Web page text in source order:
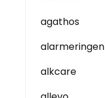
agathos
alarmeringen
alkcare